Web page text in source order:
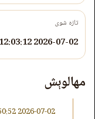
تازه شوی
2026-07-02 12:03:12
مهالوېش
2026-07-02 09:50:52